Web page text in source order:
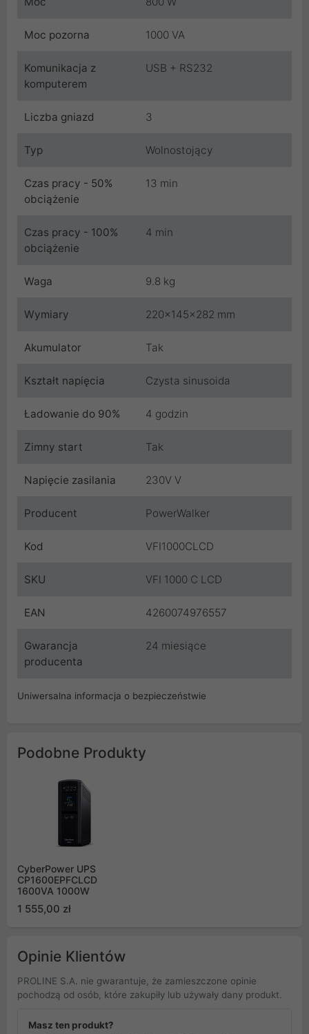
Moc pozorna 1000 VA
Komunikacja z
komputerem
USB + RS232
Liczba gniazd 3
Typ Wolnostojący
Czas pracy - 50%
obciążenie
13 min
Czas pracy - 100%
obciążenie
4 min
Waga 9.8 kg
Wymiary 220x145x282 mm
Akumulator Tak
Kształt napięcia Czysta sinusoida
Ładowanie do 90% 4 godzin
Zimny start Tak
Napięcie zasilania 230V V
Producent PowerWalker
Kod VFI1000CLCD
SKU VFI 1000 C LCD
EAN 4260074976557
Gwarancja
producenta
24 miesiące
Uniwersalna informacja o bezpieczeństwie
Podobne Produkty
CyberPower UPS
CP1600EPFCLCD
1600VA 1000W
1 555,00 zł
Opinie Klientów
PROLINE S.A. nie gwarantuje, że zamieszczone opinie
pochodzą od osób, które zakupiły lub używały dany produkt.
Masz ten produkt?